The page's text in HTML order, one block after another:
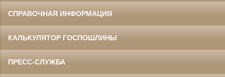
СПРАВОЧНАЯ ИНФОРМАЦИЯ
КАЛЬКУЛЯТОР ГОСПОШЛИНЫ
ПРЕСС-СЛУЖБА